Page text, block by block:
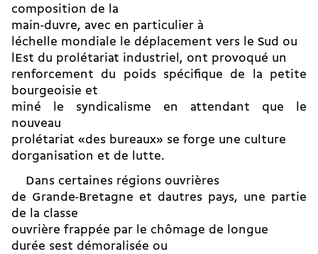
composition de la
main-duvre, avec en particulier à
léchelle mondiale le déplacement vers le Sud ou
lEst du prolétariat industriel, ont provoqué un
renforcement du poids spécifique de la petite
bourgeoisie et
miné le syndicalisme en attendant que le
nouveau
prolétariat «des bureaux» se forge une culture
dorganisation et de lutte.
 Dans certaines régions ouvrières
de Grande-Bretagne et dautres pays, une partie
de la classe
ouvrière frappée par le chômage de longue
durée sest démoralisée ou